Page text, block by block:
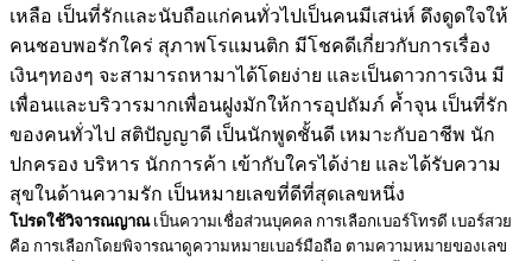
เหลือ เป็นที่รักและนับถือแก่คนทั่วไปเป็นคนมีเสน่ห์ ดึงดูดใจให้
คนชอบพอรักใคร่ สุภาพโรแมนติก มีโชคดีเกี่ยวกับการเรื่อง
เงินๆทองๆ จะสามารถหามาได้โดยง่าย และเป็นดาวการเงิน มี
เพื่อนและบริวารมากเพื่อนฝูงมักให้การอุปถัมภ์ ค้ำจุน เป็นที่รัก
ของคนทั่วไป สติปัญญาดี เป็นนักพูดชั้นดี เหมาะกับอาชีพ นัก
ปกครอง บริหาร นักการค้า เข้ากับใครได้ง่าย และได้รับความ
สุขในด้านความรัก เป็นหมายเลขที่ดีที่สุดเลขหนึ่ง
โปรดใช้วิจารณญาณเป็นความเชื่อส่วนบุคคล การเลือกเบอร์โทรดี เบอร์สวย
คือ การเลือกโดยพิจารณาดูความหมายเบอร์มือถือ ตามความหมายของเลข